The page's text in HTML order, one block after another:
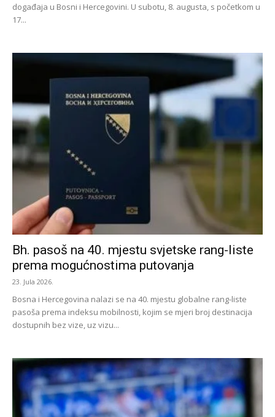
događaja u Bosni i Hercegovini. U subotu, 8. augusta, s početkom u
17...
Bh. pasoš na 40. mjestu svjetske rang-liste
prema mogućnostima putovanja
23. Jula 2026.
Bosna i Hercegovina nalazi se na 40. mjestu globalne rang-liste
pasoša prema indeksu mobilnosti, kojim se mjeri broj destinacija
dostupnih bez vize, uz vizu...